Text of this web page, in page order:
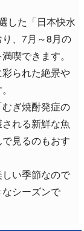
した「日本快水
、7月～8月の
喫できます。
られた絶景や
ぎ焼酎発症の
れる新鮮な魚
見るのもおす
い季節なので
シーズンで